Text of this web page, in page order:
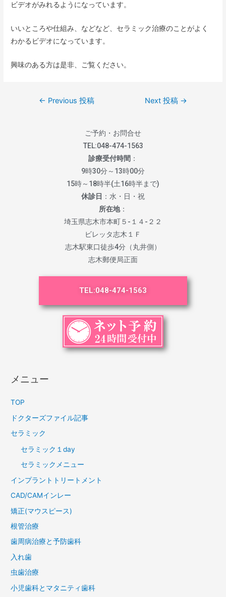
ビデオがみれるようになっています。
いいところや仕組み、などなど、セラミック治療のことがよく
わかるビデオになっています。
興味のある方は是非、ご覧ください。
← Previous 投稿 Next 投稿 →
ご予約・お問合せ
TEL:048-474-1563
診療受付時間 ：
9時30分～13時00分
15時～18時半(土16時半まで)
休診日 ：水・日・祝
所在地：
埼玉県志木市本町５-１４-２２
ビレッタ志木１Ｆ
志木駅東口徒歩4分（丸井側）
志木郵便局正面
TEL:048-474-1563
メニュー
TOP
ドクターズファイル記事
セラミック
セラミック１day
セラミックメニュー
インプラントトリートメント
CAD/CAMインレー
矯正(マウスピース)
根管治療
歯周病治療と予防歯科
入れ歯
虫歯治療
小児歯科とマタニティ歯科